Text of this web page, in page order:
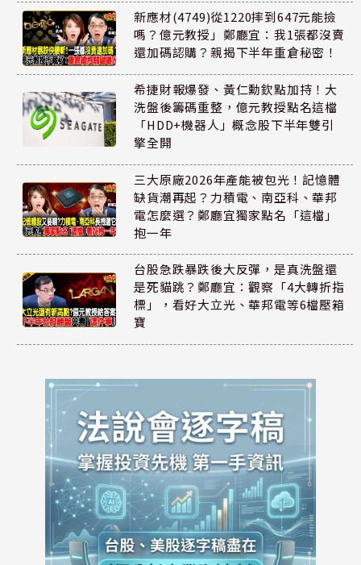
新應材(4749)從1220摔到647元能撿
嗎？億元教授」鄭廳宜：我1張都沒賣
還加碼認購？親揭下半年重倉秘密！
希捷財報爆發、黃仁勳欽點加持！大
洗盤後籌碼重整，億元教授點名這檔
「HDD+機器人」概念股下半年雙引
擎全開
三大原廠2026年產能被包光！記憶體
缺貨潮再起？力積電、南亞科、華邦
電怎麼選？鄭廳宜獨家點名「這檔」
抱一年
台股急跌暴跌後大反彈，是真洗盤還
是死貓跳？鄭廳宜：觀察「4大轉折指
標」，看好大立光、華邦電等6檔壓箱
寶